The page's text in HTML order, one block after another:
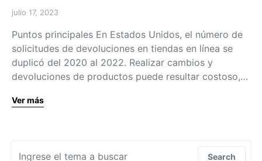
julio 17, 2023
Puntos principales En Estados Unidos, el número de
solicitudes de devoluciones en tiendas en línea se
duplicó del 2020 al 2022. Realizar cambios y
devoluciones de productos puede resultar costoso,…
Ver más
Search